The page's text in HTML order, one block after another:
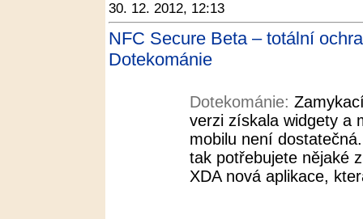
30. 12. 2012, 12:13
NFC Secure Beta – totální
Dotekománie
Dotekománie:
verzi získala widgety a
mobilu není
tak potřebujete nějaké
XDA nová aplikace,